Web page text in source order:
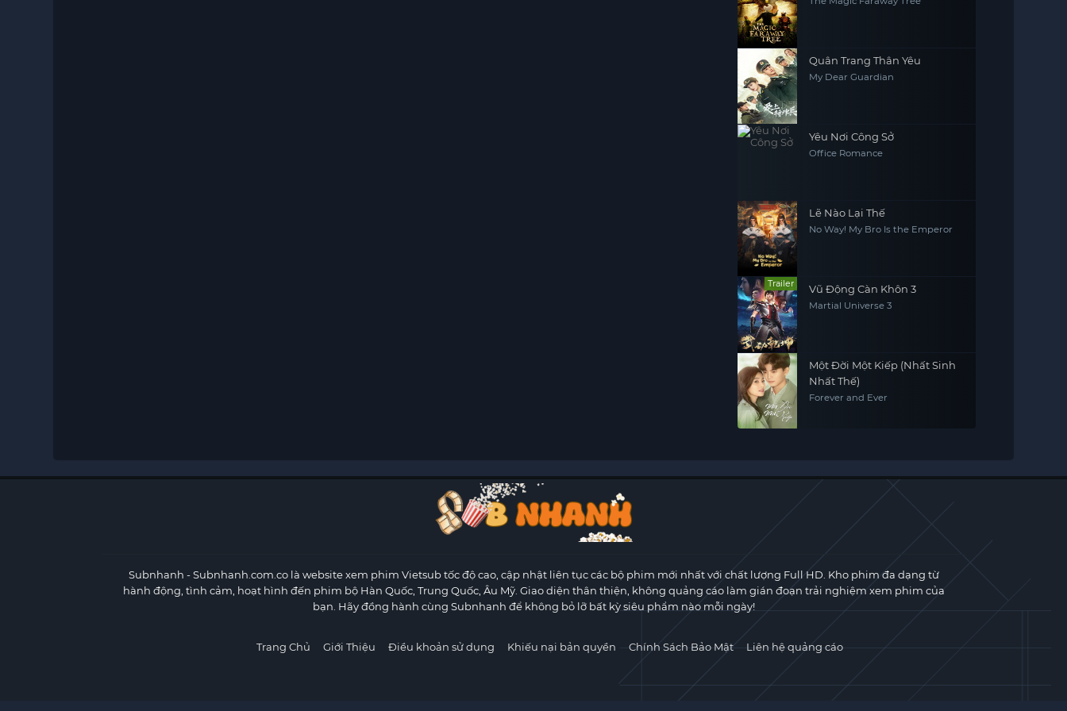
Quân Trang Thân Yêu
My Dear Guardian
Yêu Nơi Công Sở
Office Romance
Lẽ Nào Lại Thế
No Way! My Bro Is the Emperor
Trailer Vũ Động Càn Khôn 3
Martial Universe 3
Một Đời Một Kiếp (Nhất Sinh
Nhất Thế)
Forever and Ever
Subnhanh - Subnhanh.com.co là website xem phim Vietsub tốc độ cao, cập nhật liên tục các bộ phim mới nhất với chất lượng Full HD. Kho phim đa dạng từ
hành động, tình cảm, hoạt hình đến phim bộ Hàn Quốc, Trung Quốc, Âu Mỹ. Giao diện thân thiện, không quảng cáo làm gián đoạn trải nghiệm xem phim của
bạn. Hãy đồng hành cùng Subnhanh để không bỏ lỡ bất kỳ siêu phẩm nào mỗi ngày!
Trang Chủ Giới Thiệu Điều khoản sử dụng Khiếu nại bản quyền Chính Sách Bảo Mật Liên hệ quảng cáo